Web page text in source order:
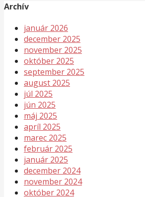
Archív
január 2026
december 2025
november 2025
október 2025
september 2025
august 2025
júl 2025
jún 2025
máj 2025
apríl 2025
marec 2025
február 2025
január 2025
december 2024
november 2024
október 2024